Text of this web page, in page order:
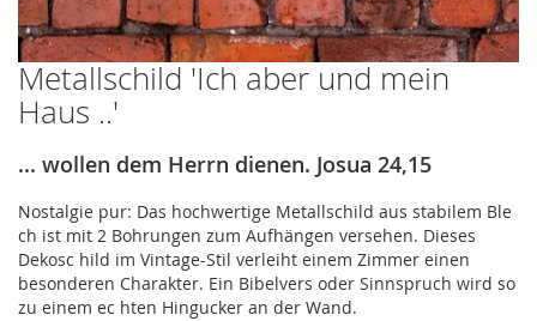
Metallschild 'Ich aber und mein
Haus ..'
... wollen dem Herrn dienen. Josua 24,15
Nostalgie pur: Das hochwertige Metallschild aus stabilem Ble
ch ist mit 2 Bohrungen zum Aufhängen versehen. Dieses
Dekosc hild im Vintage-Stil verleiht einem Zimmer einen
besonderen Charakter. Ein Bibelvers oder Sinnspruch wird so
zu einem ec hten Hingucker an der Wand.
Zum
Anfang
der
springen